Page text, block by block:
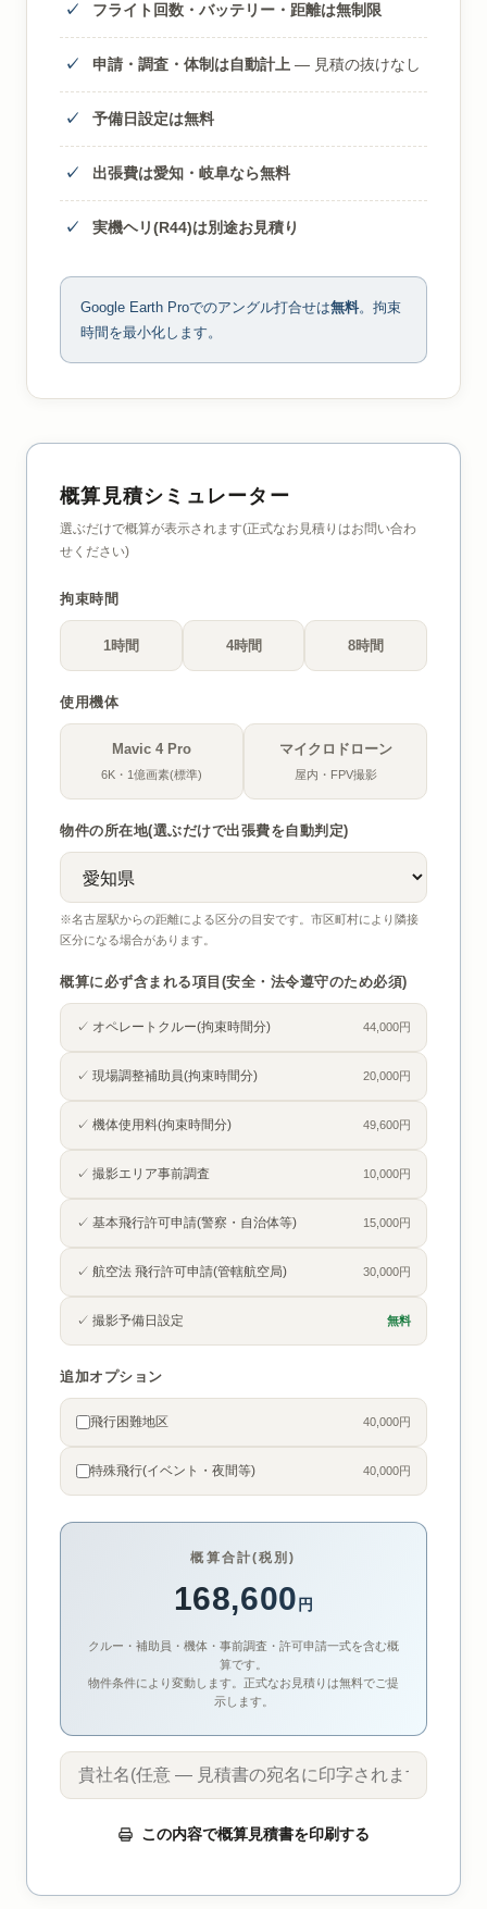
フライト回数・バッテリー・距離は無制限
申請・調査・体制は自動計上 — 見積の抜けなし
予備日設定は無料
出張費は愛知・岐阜なら無料
実機ヘリ(R44)は別途お見積り
Google Earth Proでのアングル打合せは無料。拘束
時間を最小化します。
概算見積シミュレーター
選ぶだけで概算が表示されます(正式なお見積りはお問い合わ
せください)
拘束時間
1時間 4時間 8時間
使用機体
Mavic 4 Pro
6K・1億画素(標準)
マイクロドローン
屋内・FPV撮影
物件の所在地(選ぶだけで出張費を自動判定)
※名古屋駅からの距離による区分の目安です。市区町村により隣接
区分になる場合があります。
概算に必ず含まれる項目(安全・法令遵守のため必須)
✓ オペレートクルー(拘束時間分) 44,000円
✓ 現場調整補助員(拘束時間分) 20,000円
✓ 機体使用料(拘束時間分) 49,600円
✓ 撮影エリア事前調査 10,000円
✓ 基本飛行許可申請(警察・自治体等) 15,000円
✓ 航空法 飛行許可申請(管轄航空局) 30,000円
✓ 撮影予備日設定 無料
追加オプション
飛行困難地区 40,000円
特殊飛行(イベント・夜間等) 40,000円
概算合計(税別)
168,600 円
クルー・補助員・機体・事前調査・許可申請一式を含む概
算です。
物件条件により変動します。正式なお見積りは無料でご提
示します。
この内容で概算見積書を印刷する